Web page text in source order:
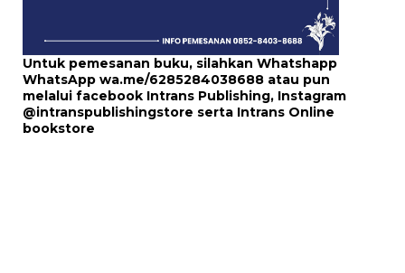
Untuk pemesanan buku, silahkan Whatshapp
WhatsApp wa.me/6285284038688 atau pun
melalui facebook Intrans Publishing, Instagram
@intranspublishingstore serta Intrans Online
bookstore